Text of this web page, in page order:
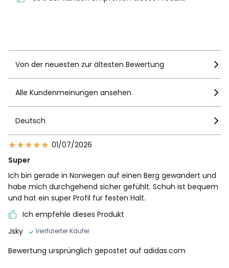
Von der neuesten zur ältesten Bewertung
Alle Kundenmeinungen ansehen
Deutsch
01/07/2026
Super
Ich bin gerade in Norwegen auf einen Berg gewandert und
habe mich durchgehend sicher gefühlt. Schuh ist bequem
und hat ein super Profil für festen Halt.
Ich empfehle dieses Produkt
Jsky
Verifizierter Käufer
Bewertung ursprünglich gepostet auf adidas.com